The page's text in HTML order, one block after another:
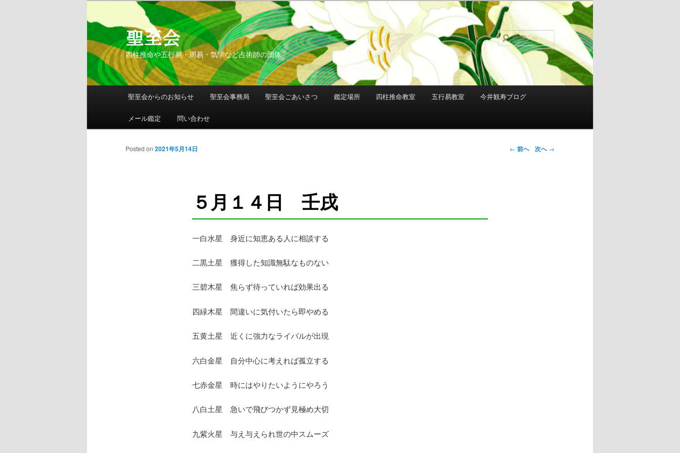
聖至会
四柱推命や五行易・周易・気学など占術師の団体
索
メインメニュー
メインコンテンツへ移動
サブコンテンツへ移動
聖至会からのお知らせ 聖至会事務局 聖至会ごあいさつ 鑑定場所 四柱推命教室 五行易教室 今井観寿ブログ
メール鑑定 問い合わせ
投稿ナビゲ
← 前へ 次へ→
５月１４日 壬戌
Posted on 2021年5月14日
一白水星 身近に知恵ある人に相談する
二黒土星 獲得した知識無駄なものない
三碧木星 焦らず待っていれば効果出る
四緑木星 間違いに気付いたら即やめる
五黄土星 近くに強力なライバルが出現
六白金星 自分中心に考えれば孤立する
七赤金星 時にはやりたいようにやろう
八白土星 急いで飛びつかず見極め大切
九紫火星 与え与えられ世の中スムーズ